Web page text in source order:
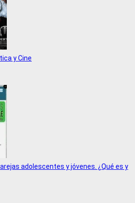
y Cine
adolescentes y jóvenes. ¿Qué es y